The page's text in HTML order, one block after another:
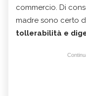
commercio. Di
madre sono certo
tollerabilità e